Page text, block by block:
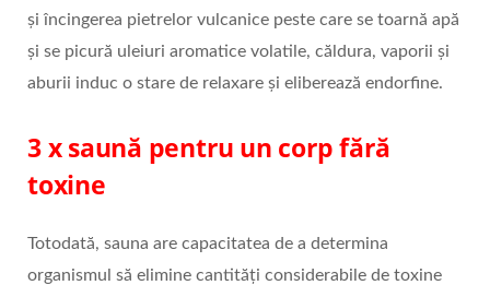
și încingerea pietrelor vulcanice peste care se toarnă apă
și se picură uleiuri aromatice volatile, căldura, vaporii și
aburii induc o stare de relaxare și eliberează endorfine.
3 x saună pentru un corp fără
toxine
Totodată, sauna are capacitatea de a determina
organismul să elimine cantități considerabile de toxine